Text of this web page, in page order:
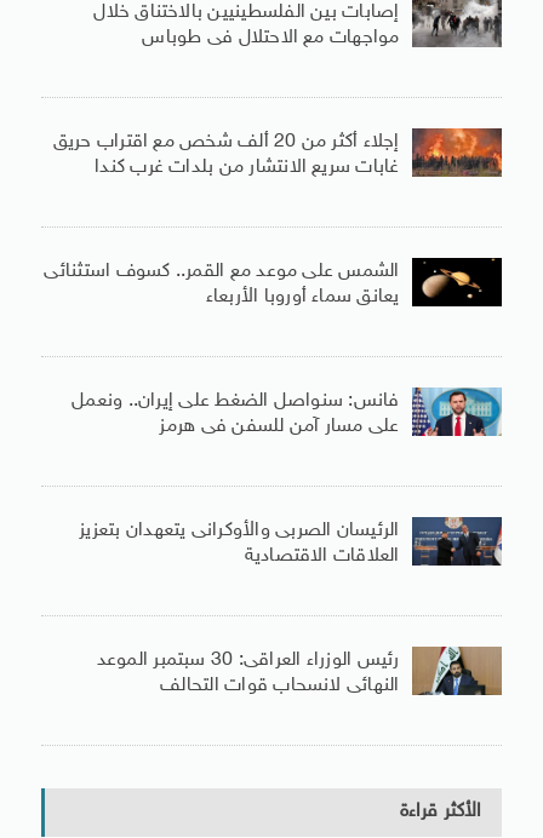
إصابات بين الفلسطينيين بالاختناق خلال
مواجهات مع الاحتلال فى طوباس
إجلاء أكثر من 20 ألف شخص مع اقتراب حريق
غابات سريع الانتشار من بلدات غرب كندا
الشمس على موعد مع القمر.. كسوف استثنائى
يعانق سماء أوروبا الأربعاء
فانس: سنواصل الضغط على إيران.. ونعمل
على مسار آمن للسفن فى هرمز
الرئيسان الصربى والأوكرانى يتعهدان بتعزيز
العلاقات الاقتصادية
رئيس الوزراء العراقى: 30 سبتمبر الموعد
النهائى لانسحاب قوات التحالف
الأكثر قراءة